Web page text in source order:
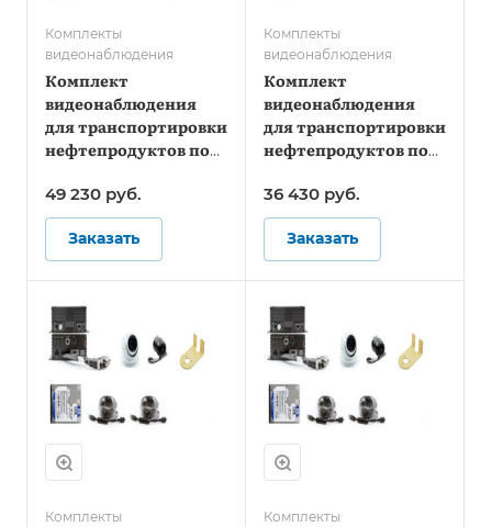
Комплекты
видеонаблюдения
Комплект
видеонаблюдения
для транспортировки
нефтепродуктов под
49 230 руб.
Заказать
Комплекты
видеонаблюдения
Комплект
видеонаблюдения
для транспортировки
нефтепродуктов под
36 430 руб.
Заказать
Комплекты
Комплекты